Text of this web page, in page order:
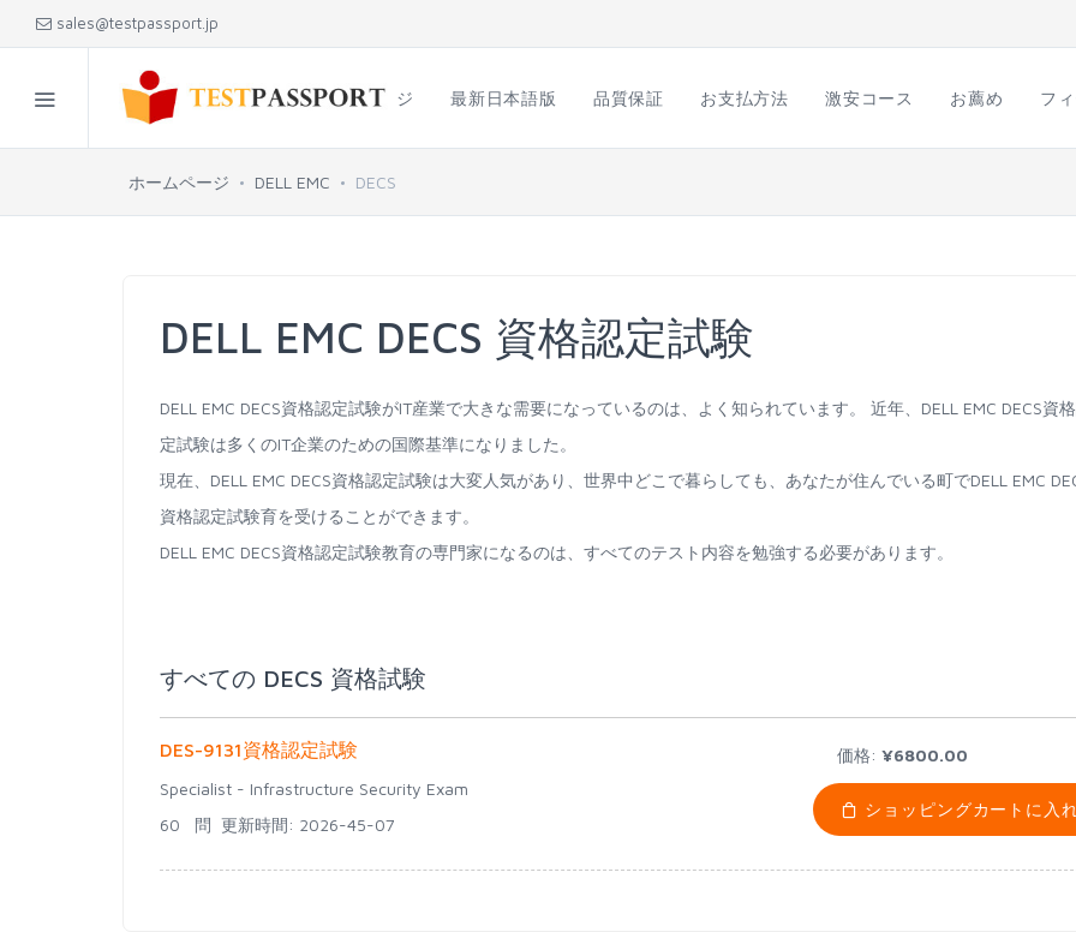
sales@testpassport.jp
ホームページ 最新日本語版 品質保証 お支払方法 激安コース お薦め フ
ホームページ DELL EMC DECS
DELL EMC DECS 資格認定試験
DELL EMC DECS資格認定試験がIT産業で大きな需要になっているのは、よく知られています。 近年、DELL EMC DECS資
定試験は多くのIT企業のための国際基準になりました。
現在、DELL EMC DECS資格認定試験は大変人気があり、世界中どこで暮らしても、あなたが住んでいる町でDELL EMC
資格認定試験育を受けることができます。
DELL EMC DECS資格認定試験教育の専門家になるのは、すべてのテスト内容を勉強する必要があります。
すべての DECS 資格試験
DES-9131資格認定試験
Specialist - Infrastructure Security Exam
60 問 更新時間: 2026-45-07
価格: ¥6800.00
ショッピングカートに入